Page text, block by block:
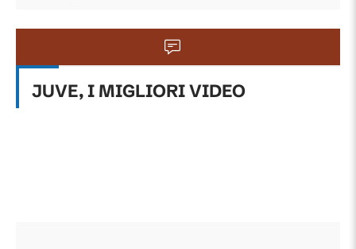
JUVE, I MIGLIORI VIDEO